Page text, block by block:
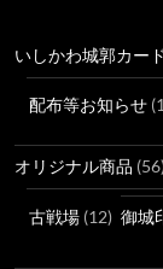
いしかわ城郭カード
配布等お知らせ
オリジナル商品
古戦場 (12) 御城